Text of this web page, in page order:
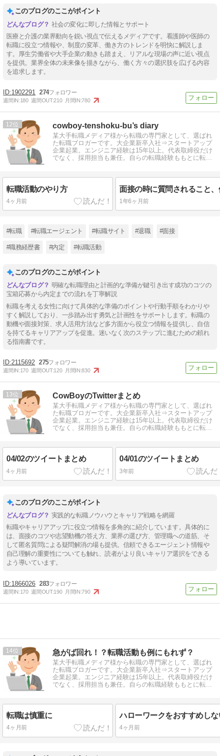
このブログのここがポイント
社会の変化に即した情報とサポート
医療と介護の業界動向を鋭い視点で伝えるメディアです。看護師や医師の
転職に役立つ情報や、制度の変革、働き方のトレンドを明快に解説しま
す。厚生労働省や大手企業の動きも踏まえ、リアルな現場の声に近い視点
を提供。業界全体の未来像を描きながら、働く方々の選択肢を広げる内容
を追求します。
1902291 274
週間IN:180 週間OUT:210 月間IN:780
12 cowboy-tenshoku-bu’s diary
某大手転職メディア様から転職の専門家として、選ばれ
た転職ブロガーです。大企業新卒入社⇒スタートアップ
企業起業。エンジニア経験は15年以上。代表取締役だけ
でなく、採用担当も兼任。自らの転職経験ももとに転職
転職活動のやり方
4ヶ月前 1年6ヶ月前
#転職 #転職エージェント #転職サイト #退職 #面接
#職務経歴書 #内定 #転職活動
このブログのここがポイント
明確な転職理由と計画的な準備が鍵引き出す成功のコツの
宝箱応募から内定までの流れを丁寧解説
転職を考える女性に向けて具体的な準備のポイントや行動手順をわかりや
すく解説しており、一歩踏み出す勇気と計画性をサポートします。転職の
動機や面接対策、求人活用方法など多方面から役立つ情報を提供し、自信
を持てるキャリアアップを促進。迷いなく次のステップに進むための頼れ
る指南書です。
2115692 275
週間IN:170 週間OUT:120 月間IN:830
13 CowBoyのTwitterまとめ
某大手転職メディア様から転職の専門家として、選ばれ
た転職ブロガーです。大企業新卒入社⇒スタートアップ
企業起業。エンジニア経験は15年以上。代表取締役だけ
でなく、採用担当も兼任。自らの転職経験ももとに転職
04/02のツイートまとめ
4ヶ月前
04/01のツイートまとめ
3年前
このブログのここがポイント
実践的な転職ノウハウとキャリア戦略を網羅
転職やキャリアアップに役立つ情報を多角的に紹介しています。具体的に
は、面接のコツや志望動機の答え方、業界の選び方、管理職への道筋、そ
して匿名質問による疑問解消の場も提供。信頼できるエージェント情報や
自己理解の重要性についても触れ、読者がより良いキャリア選択をできる
よう導いています。
1866026 283
週間IN:170 週間OUT:190 月間IN:790
14 急がば回れ！？転職活動も例にもれず？
某大手転職メディア様から転職の専門家として、選ばれ
た転職ブロガーです。大企業新卒入社⇒スタートアップ
企業起業。エンジニア経験は15年以上。代表取締役だけ
でなく、採用担当も兼任。自らの転職経験ももとに転職
転職は慎重に
4ヶ月前 4ヶ月前